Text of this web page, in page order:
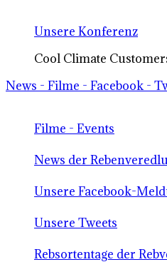
Unsere Konferenz
Cool Climate
News - Filme - Facebook -
Filme - Events
News der
Unsere Facebook-
Unsere Tweets
Rebsortentage der